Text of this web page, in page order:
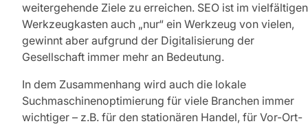
weitergehende Ziele zu erreichen. SEO ist im vielfältigen
Werkzeugkasten auch „nur“ ein Werkzeug von vielen,
gewinnt aber aufgrund der Digitalisierung der
Gesellschaft immer mehr an Bedeutung.
In dem Zusammenhang wird auch die lokale
Suchmaschinenoptimierung für viele Branchen immer
wichtiger – z.B. für den stationären Handel, für Vor-Ort-